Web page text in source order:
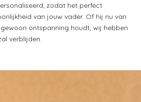
zodat het perfect
van jouw vader. Of hij nu van
ontspanning houdt, wij hebben
verblijden.